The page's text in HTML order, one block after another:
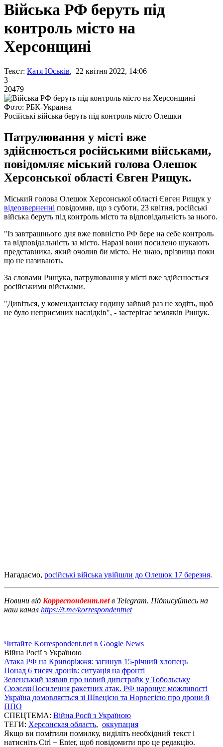
Війська РФ беруть під
контроль місто на
Херсонщині
Текст: Катя Юськів, 22 квітня 2022, 14:06
3
20479
Фото: РБК-Украина
Російські війська беруть під контроль місто Олешки
Патрулювання у місті вже
здійснюється російськими військами,
повідомляє міський голова Олешок
Херсонської області Євген Рищук.
Міський голова Олешок Херсонської області Євген Рищук у
відеозверненні повідомив, що з суботи, 23 квітня, російські
війська беруть під контроль місто та відповідальність за нього.
"Із завтрашнього дня вже повністю РФ бере на себе контроль
та відповідальність за місто. Наразі вони посилено шукають
представника, який очолив би місто. Не знаю, прізвища поки
що не називають.
За словами Рищука, патрулювання у місті вже здійснюється
російськими військами.
"Дивіться, у комендантську годину зайвий раз не ходіть, щоб
не було неприємних наслідків", - застерігає земляків Рищук.
Нагадаємо, російські війська увійшли до Олешок 17 березня.
Новини від Корреспондент.netв Telegram. Підписуйтесь на
наш канал https://t.me/korrespondentnet
Читайте Korrespondent.net в Google News
Війна Росії з Україною
Атака РФ на Криворіжжя: загинув 15-річний хлопець
Понад 6 тисяч дронів: ситуація на фронті
Зеленський заявив про новий дипстрайк у Тобольську
СюжетПосилення ракетних атак. РФ нарощує можливості
Україна домовляється зі Швецією та Норвегією про дрони й
ППО
СПЕЦТЕМА: Війна Росії з Україною
ТЕГИ: Херсонская область, оккупация
Якщо ви помітили помилку, виділіть необхідний текст і
натисніть Ctrl + Enter, щоб повідомити про це редакцію.